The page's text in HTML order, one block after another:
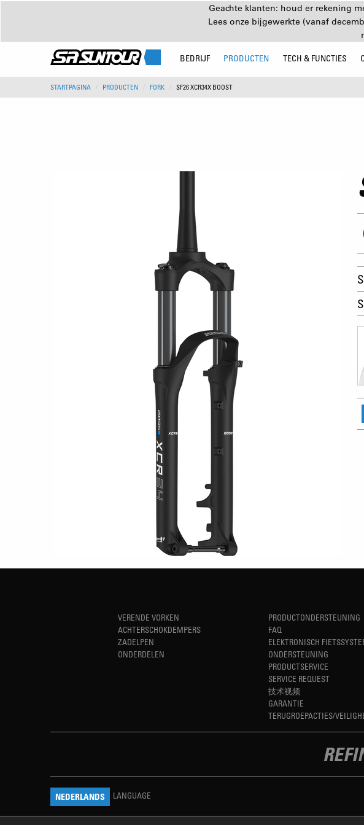
Geachte klanten: houd er rekening
Lees onze bijgewerkte (vanaf
BEDRIJF PRODUCTEN TECH & FUNCTIES
STARTPAGINA PRODUCTEN FORK SF26 XCR34X BOOST
VERENDE VORKEN
ACHTERSCHOKDEMPERS
ZADELPEN
ONDERDELEN
PRODUCTONDERSTEUNING
FAQ
ELEKTRONISCH
ONDERSTEUNING
PRODUCTSERVICE
SERVICE REQUEST
技术视频
GARANTIE
TERUGROEPACTIES/
NEDERLANDS LANGUAGE